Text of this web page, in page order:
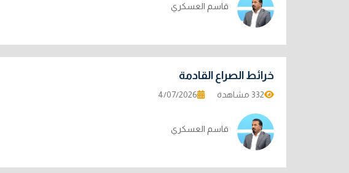
قاسم العسكري
خرائط الصراع القادمة
332 مشاهدة 4/07/2026
قاسم العسكري